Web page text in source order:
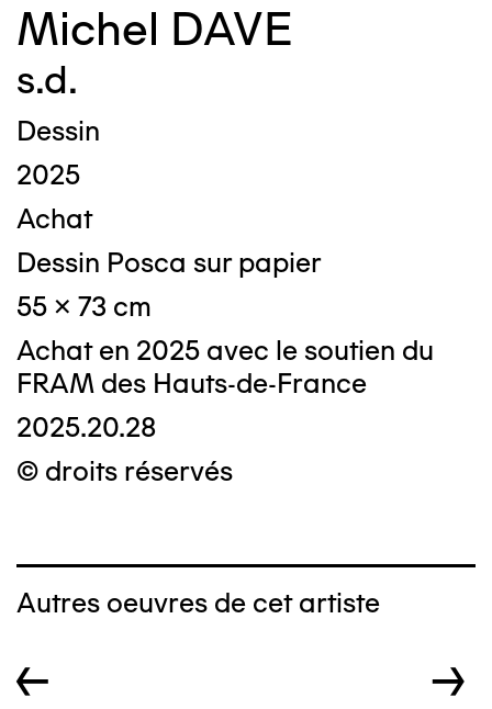
Michel DAVE
s.d.
Dessin
2025
Achat
Dessin Posca sur papier
55 x 73 cm
Achat en 2025 avec le soutien du
FRAM des Hauts-de-France
2025.20.28
© droits réservés
Autres oeuvres de cet artiste
← →